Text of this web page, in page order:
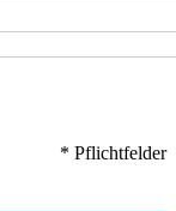
* Pflichtfelder